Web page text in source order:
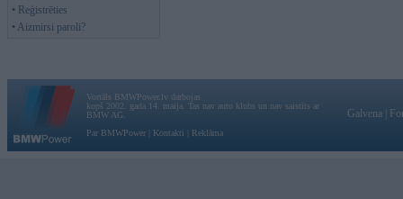
• Reģistrēties
• Aizmirsi paroli?
Vortāls BMWPower.lv darbojas
kopš 2002. gada 14. maija. Tas nav auto klubs un nav saistīts ar
BMW AG.
Par BMWPower
Kontakti Reklāma
Galvena